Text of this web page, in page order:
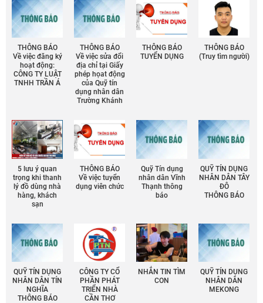
THÔNG BÁO
Về việc đăng ký
hoạt động:
CÔNG TY LUẬT
TNHH TRẦN Á
THÔNG BÁO
Về việc sửa đổi
địa chỉ tại Giấy
phép họat động
của Quỹ tín
dụng nhân dân
Trường Khánh
THÔNG BÁO
TUYỂN DỤNG
THÔNG BÁO
(Truy tìm người)
5 lưu ý quan
trọng khi thanh
lý đồ dùng nhà
hàng, khách
sạn
THÔNG BÁO
Về việc tuyển
dụng viên chức
Quỹ Tín dụng
nhân dân Vĩnh
Thạnh thông
báo
QUỸ TÍN DỤNG
NHÂN DÂN TÂY
ĐÔ
THÔNG BÁO
QUỸ TÍN DỤNG
NHÂN DÂN TÍN
NGHĨA
THÔNG BÁO
CÔNG TY CỔ
PHẦN PHÁT
TRIỂN NHÀ
CẦN THƠ
NHẮN TIN TÌM
CON
QUỸ TÍN DỤNG
NHÂN DÂN
MEKONG